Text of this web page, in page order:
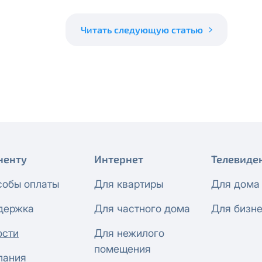
Читать следующую статью
оплаты
Интернет
Для квартиры
Для частного дома
Для нежилого
помещения
Для дома
Для